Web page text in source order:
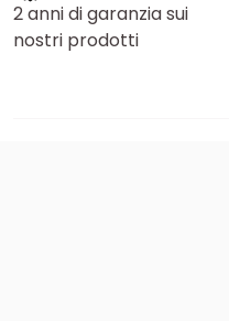
2 anni di garanzia sui
nostri prodotti